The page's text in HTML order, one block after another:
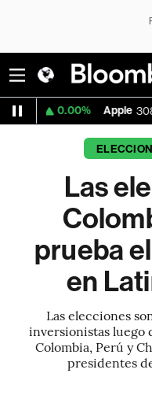
Apple 308.98 -
Las
prueba
en
Las elecciones
inversionistas luego
Colombia, Perú y
presidentes